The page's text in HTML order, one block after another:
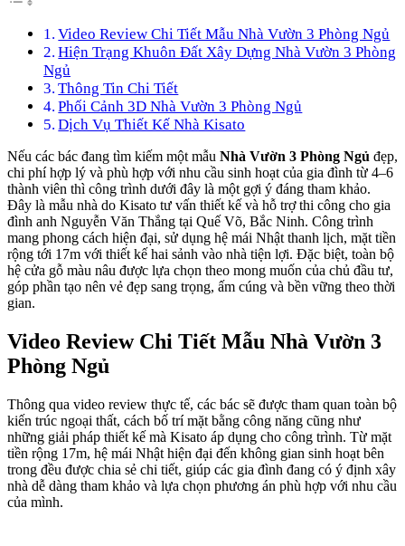
Video Review Chi Tiết Mẫu Nhà Vườn 3 Phòng Ngủ
Hiện Trạng Khuôn Đất Xây Dựng Nhà Vườn 3 Phòng
Ngủ
Thông Tin Chi Tiết
Phối Cảnh 3D Nhà Vườn 3 Phòng Ngủ
Dịch Vụ Thiết Kế Nhà Kisato
Nếu các bác đang tìm kiếm một mẫu Nhà Vườn 3 Phòng Ngủ đẹp,
chi phí hợp lý và phù hợp với nhu cầu sinh hoạt của gia đình từ 4–6
thành viên thì công trình dưới đây là một gợi ý đáng tham khảo.
Đây là mẫu nhà do Kisato tư vấn thiết kế và hỗ trợ thi công cho gia
đình anh Nguyễn Văn Thắng tại Quế Võ, Bắc Ninh. Công trình
mang phong cách hiện đại, sử dụng hệ mái Nhật thanh lịch, mặt tiền
rộng tới 17m với thiết kế hai sảnh vào nhà tiện lợi. Đặc biệt, toàn bộ
hệ cửa gỗ màu nâu được lựa chọn theo mong muốn của chủ đầu tư,
góp phần tạo nên vẻ đẹp sang trọng, ấm cúng và bền vững theo thời
gian.
Video Review Chi Tiết Mẫu Nhà Vườn 3
Phòng Ngủ
Thông qua video review thực tế, các bác sẽ được tham quan toàn bộ
kiến trúc ngoại thất, cách bố trí mặt bằng công năng cũng như
những giải pháp thiết kế mà Kisato áp dụng cho công trình. Từ mặt
tiền rộng 17m, hệ mái Nhật hiện đại đến không gian sinh hoạt bên
trong đều được chia sẻ chi tiết, giúp các gia đình đang có ý định xây
nhà dễ dàng tham khảo và lựa chọn phương án phù hợp với nhu cầu
của mình.